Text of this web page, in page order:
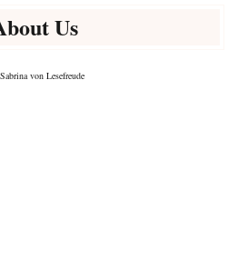
Us